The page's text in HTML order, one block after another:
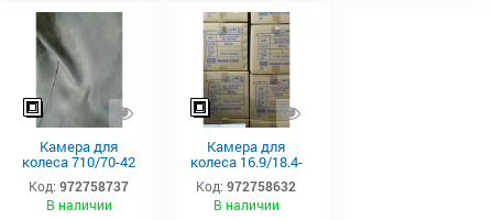
Камера для
колеса 710/70-42
(650/85-
42)*TR218A Kabat
Код: 972758737
В наличии
Камера для
колеса 16.9/18.4-
34 (420/85-34,
460/85-34, 480/80-
34) TR218A Kabat*
Код: 972758632
В наличии